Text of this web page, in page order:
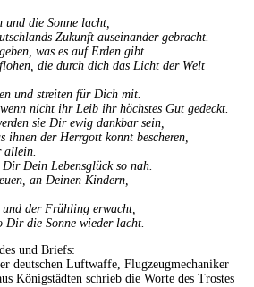
und die Sonne lacht,
Zukunft auseinander gebracht.
was es auf Erden gibt.
die durch dich das Licht der Welt
und streiten für Dich mit.
nicht ihr Leib ihr höchstes Gut gedeckt.
sie Dir ewig dankbar sein,
ihnen der Herrgott konnt bescheren,
allein.
Dein Lebensglück so nah.
an Deinen Kindern,
der Frühling erwacht,
Dir die Sonne wieder lacht.
und Briefs:
deutschen Luftwaffe, Flugzeugmechaniker
Königstädten schrieb die Worte des Trostes